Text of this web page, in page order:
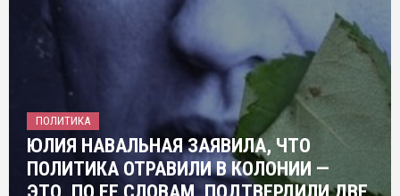
ПОЛИТИКА
ЮЛИЯ НАВАЛЬНАЯ ЗАЯВИЛА, ЧТО
ПОЛИТИКА ОТРАВИЛИ В КОЛОНИИ —